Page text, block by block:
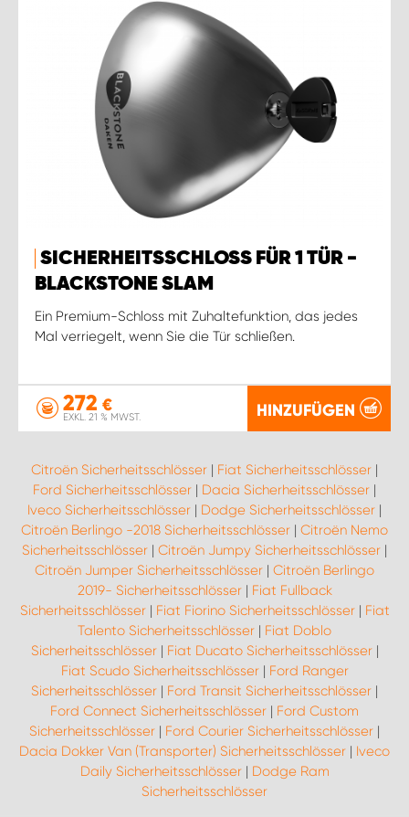
SICHERHEITSSCHLOSS FÜR 1 TÜR -
BLACKSTONE SLAM
Ein Premium-Schloss mit Zuhaltefunktion, das jedes
Mal verriegelt, wenn Sie die Tür schließen.
272 €
EXKL. 21 % MWST. HINZUFÜGEN
Citroën Sicherheitsschlösser | Fiat Sicherheitsschlösser |
Ford Sicherheitsschlösser | Dacia Sicherheitsschlösser |
Iveco Sicherheitsschlösser | Dodge Sicherheitsschlösser |
Citroën Berlingo -2018 Sicherheitsschlösser | Citroën Nemo
Sicherheitsschlösser | Citroën Jumpy Sicherheitsschlösser |
Citroën Jumper Sicherheitsschlösser | Citroën Berlingo
2019- Sicherheitsschlösser| Fiat Fullback
Sicherheitsschlösser| Fiat Fiorino Sicherheitsschlösser| Fiat
Talento Sicherheitsschlösser | Fiat Doblo
Sicherheitsschlösser| Fiat Ducato Sicherheitsschlösser|
Fiat Scudo Sicherheitsschlösser| Ford Ranger
Sicherheitsschlösser | Ford Transit Sicherheitsschlösser |
Ford Connect Sicherheitsschlösser | Ford Custom
Sicherheitsschlösser | Ford Courier Sicherheitsschlösser |
Dacia Dokker Van (Transporter) Sicherheitsschlösser | Iveco
Daily Sicherheitsschlösser| Dodge Ram
Sicherheitsschlösser